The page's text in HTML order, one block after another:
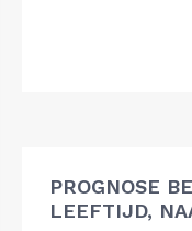
PROGNOSE
LEEFTIJD,